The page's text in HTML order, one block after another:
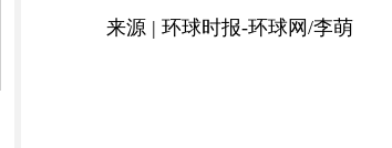
来源 | 环球时报-环球网/李萌